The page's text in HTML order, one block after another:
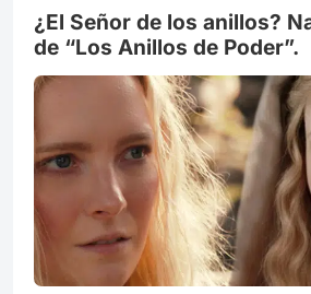
película y salieron volando del
Dicen que el
¿El Señor de los anillos?
de “Los Anillos de Poder”.